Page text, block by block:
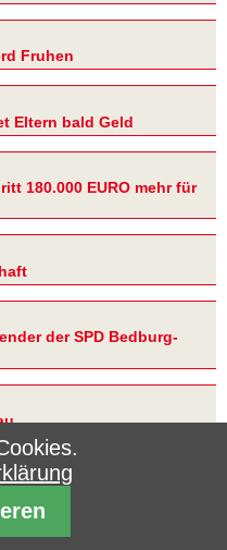
Fruhen
Eltern bald Geld
180.000 EURO mehr für
der SPD Bedburg-
sich: Inhaltloses